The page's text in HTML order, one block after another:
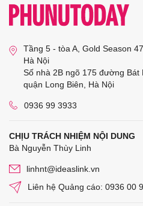
Tầng 5 - tòa A, Gold Season
Hà Nội
Số nhà 2B ngõ 175 đường Bát
quận Long Biên, Hà Nội
0936 99 3933
CHỊU TRÁCH NHIỆM NỘI DUNG
Bà Nguyễn Thùy Linh
linhnt@ideaslink.vn
Liên hệ Quảng cáo: 0936 00